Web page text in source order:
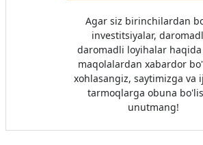
Agar siz birinchilardan
investitsiyalar,
daromadli loyihalar
maqolalardan xabardor
xohlasangiz, saytimizga va
tarmoqlarga obuna
unutmang!